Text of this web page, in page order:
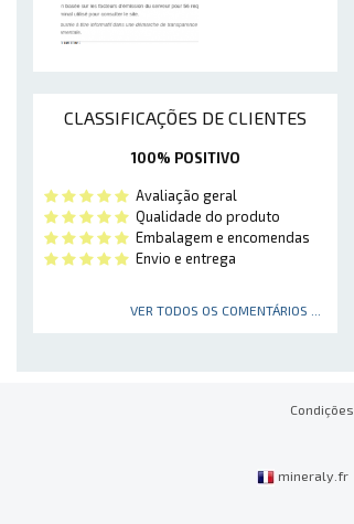
CLASSIFICAÇÕES DE CLIENTES
100% POSITIVO
Avaliação geral
Qualidade do produto
Embalagem e encomendas
Envio e entrega
VER TODOS OS COMENTÁRIOS ...
Condições
mineraly.fr